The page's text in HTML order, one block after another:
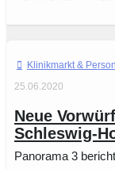
Klinikmarkt
25.06.2020
Neue
Schleswig-
Panorama 3